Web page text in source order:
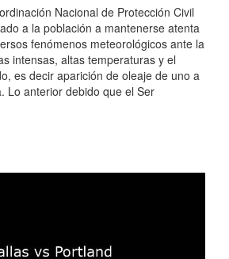
Nacional de Protección Civil
a la población a mantenerse atenta
fenómenos meteorológicos ante la
intensas, altas temperaturas y el
es decir aparición de oleaje de uno a
Lo anterior debido que el Ser